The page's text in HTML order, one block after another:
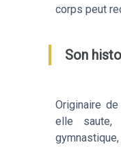
corps peut
Son
Originaire
elle saute,